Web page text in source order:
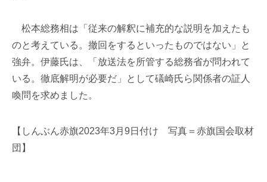
松本総務相は「従来の解釈に補充的な説明を加えたも
のと考えている。撤回をするといったものではない」と
強弁。伊藤氏は、「放送法を所管する総務省が問われて
いる。徹底解明が必要だ」として礒崎氏ら関係者の証人
喚問を求めました。
【しんぶん赤旗2023年3月9日付け 写真＝赤旗国会取材
団】